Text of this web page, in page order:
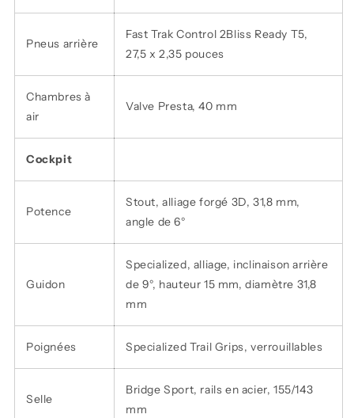
Pneus arrière
Fast Trak Control 2Bliss Ready T5,
27,5 x 2,35 pouces
Chambres à
air
Valve Presta, 40 mm
Cockpit
Potence
Stout, alliage forgé 3D, 31,8 mm,
angle de 6°
Guidon
Specialized, alliage, inclinaison arrière
de 9°, hauteur 15 mm, diamètre 31,8
mm
Poignées Specialized Trail Grips, verrouillables
Selle
Bridge Sport, rails en acier, 155/143
mm